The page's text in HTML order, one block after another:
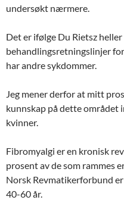
undersøkt nærmere.
Det er ifølge Du Rietsz
behandlingsretningslinjer
har andre sykdommer.
Jeg mener derfor at mitt
kunnskap på dette området
kvinner.
Fibromyalgi er en kronisk
prosent av de som rammes
Norsk Revmatikerforbund
40-60 år.